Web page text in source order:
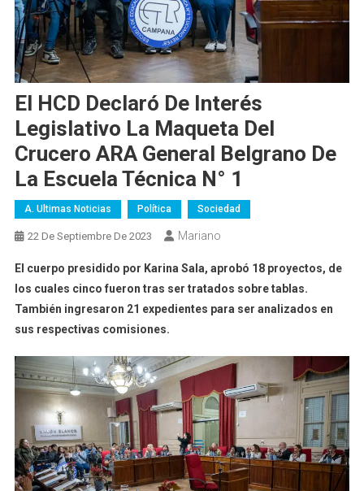
El HCD Declaró De Interés
Legislativo La Maqueta Del
Crucero ARA General Belgrano De
La Escuela Técnica N° 1
A. Ultimas Noticias Política Sociedad
22 De Septiembre De 2023 Mariano
El cuerpo presidido por Karina Sala, aprobó 18 proyectos, de
los cuales cinco fueron tras ser tratados sobre tablas.
También ingresaron 21 expedientes para ser analizados en
sus respectivas comisiones.